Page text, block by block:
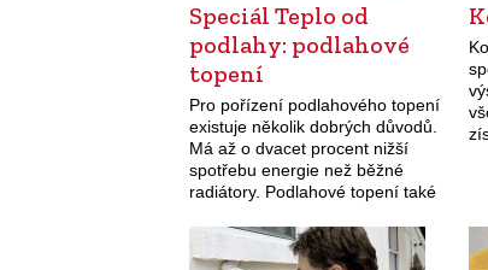
Speciál Teplo od
podlahy: podlahové
topení
Pro pořízení podlahového topení
existuje několik dobrých důvodů.
Má až o dvacet procent nižší
spotřebu energie než běžné
radiátory. Podlahové topení také
rovnoměrně a nevíří prach.
Výhodu rovnoměrného vytápění